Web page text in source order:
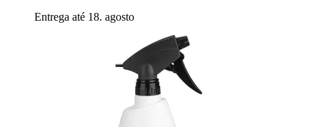
Entrega até 18. agosto